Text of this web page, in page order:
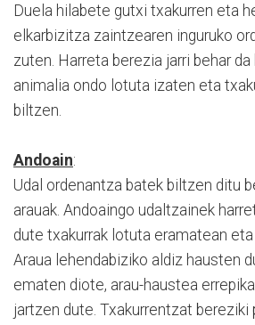
Duela hilabete gutxi txakurren eta
elkarbizitza zaintzearen inguruko
zuten. Harreta berezia jarri behar
animalia ondo lotuta izaten eta
biltzen.
Andoain:
Udal ordenantza batek biltzen ditu
arauak. Andoaingo udaltzainek
dute txakurrak lotuta eramatean
Araua lehendabiziko aldiz hausten
ematen diote, arau-haustea
jartzen dute. Txakurrentzat bereziki